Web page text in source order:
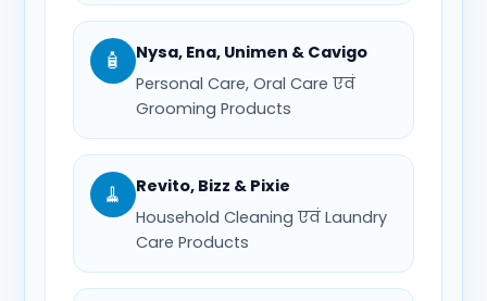
🧴
Nysa, Ena, Unimen & Cavigo
Personal Care, Oral Care एवं
Grooming Products
🧹
Revito, Bizz & Pixie
Household Cleaning एवं Laundry
Care Products